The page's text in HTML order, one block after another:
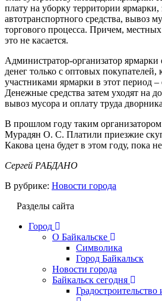
плату на уборку территории ярмарки,
автотранспортного средства, вывоз
торгового процесса. Причем,
это не касается.
Администратор-организатор ярмарки
денег только с оптовых покупателей,
участниками ярмарки в этот период
Денежные средства затем уходят на
вывоз мусора и оплату труда
В прошлом году таким
Мурадян О. С. Платили приезжие
Какова цена будет в этом году, пока
Сергей РАБДАНО
В рубрике: Новости города
Разделы сайта
Город
О Байкальске
Символика
Город Байкальск
Новости города
Байкальск сегодня